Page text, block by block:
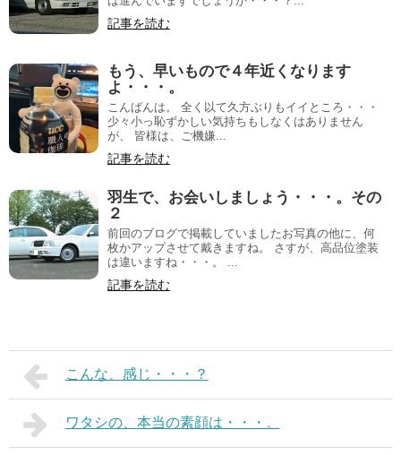
記事を読む
もう、早いもので４年近くなります
よ・・・。
こんばんは。 全く以て久方ぶりもイイところ・・・
少々小っ恥ずかしい気持ちもしなくはありません
が、 皆様は、ご機嫌...
記事を読む
羽生で、お会いしましょう・・・。その
２
前回のブログで掲載していましたお写真の他に、何
枚かアップさせて戴きますね。 さすが、高品位塗装
は違いますね・・・。 ...
記事を読む
こんな、感じ・・・？
ワタシの、本当の素顔は・・・。